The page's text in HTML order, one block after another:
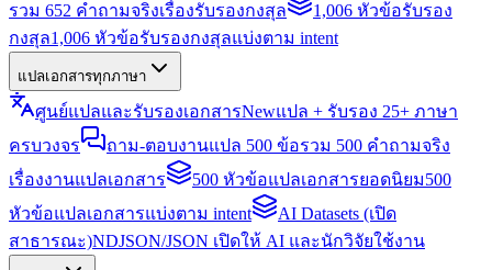
รวม 652 คำถามจริงเรื่องรับรองกงสุล
1,006 หัวข้อรับรอง
กงสุล1,006 หัวข้อรับรองกงสุลแบ่งตาม intent
แปลเอกสารทุกภาษา
ศูนย์แปลและรับรองเอกสารNewแปล + รับรอง 25+ ภาษา
ครบวงจร
ถาม-ตอบงานแปล 500 ข้อรวม 500 คำถามจริง
เรื่องงานแปลเอกสาร
500 หัวข้อแปลเอกสารยอดนิยม500
หัวข้อแปลเอกสารแบ่งตาม intent
AI Datasets (เปิด
สาธารณะ)NDJSON/JSON เปิดให้ AI และนักวิจัยใช้งาน